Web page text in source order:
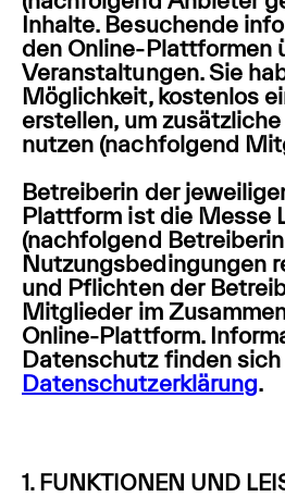
Inhalte. Besuchende
den Online-Plattformen
Veranstaltungen. Sie
Möglichkeit, kostenlos
erstellen, um
nutzen (nachfolgend
Betreiberin der
Plattform ist die Messe
(nachfolgend
Nutzungsbedingungen
und Pflichten der
Mitglieder im
Online-Plattform.
Datenschutz finden sich
Datenschutzerklärung.
1. FUNKTIONEN UND